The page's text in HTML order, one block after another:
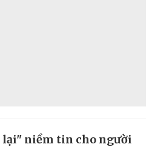
niềm tin cho người